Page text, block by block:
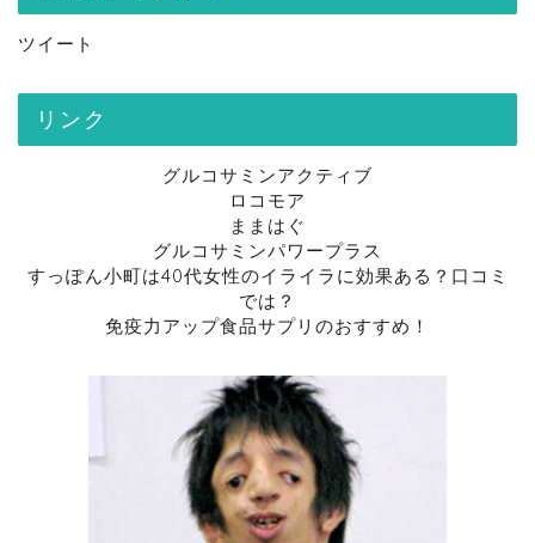
ツイート
リンク
グルコサミンアクティブ
ロコモア
ままはぐ
グルコサミンパワープラス
すっぽん小町は40代女性のイライラに効果ある？口コミ
では？
免疫力アップ食品サプリのおすすめ！